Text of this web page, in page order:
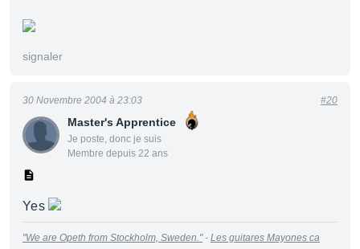
signaler
Master's Apprentice
Je poste, donc je suis
Membre depuis 22 ans
30 Novembre 2004 à 23:03 #20
Yes
"We are Opeth from Stockholm, Sweden."- Les guitares Mayones ca